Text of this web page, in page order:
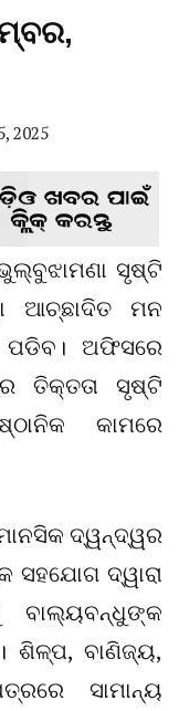
2025
ସୃଷ୍ଟି
ଆଚ୍ଛାଦିତ ମନ
ପଡିବ। ଅଫିସରେ
ତିକ୍ତତା ସୃଷ୍ଟି
କାମରେ
ଦ୍ୱନ୍ଦ୍ୱର
ସହଯୋଗ ଦ୍ୱାରା
ବାଲ୍ୟବନ୍ଧୁଙ୍କ
ଶିଳ୍ପ, ବାଣିଜ୍ୟ,
ସାମାନ୍ୟ